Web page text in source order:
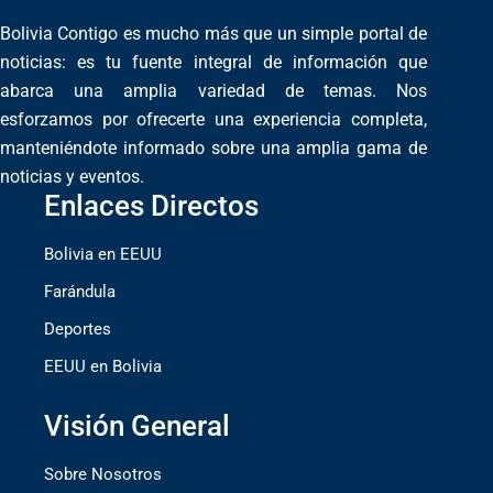
Bolivia Contigo es mucho más que un simple portal de
noticias: es tu fuente integral de información que
abarca una amplia variedad de temas. Nos
esforzamos por ofrecerte una experiencia completa,
manteniéndote informado sobre una amplia gama de
noticias y eventos.
Enlaces Directos
Bolivia en EEUU
Farándula
Deportes
EEUU en Bolivia
Visión General
Sobre Nosotros